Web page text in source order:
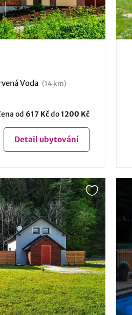
Voda (14 km)
od 617 Kčdo1200 Kč
Detail ubytování